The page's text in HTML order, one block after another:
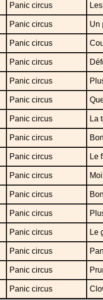
Panic circus
Panic circus Un
Panic circus
Panic circus
Panic circus
Panic circus
Panic circus La
Panic circus
Panic circus Le
Panic circus
Panic circus
Panic circus
Panic circus Le
Panic circus
Panic circus
Panic circus